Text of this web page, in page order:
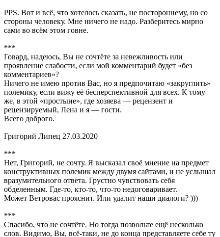
PPS. Вот и всё, что хотелось сказать, не постороннему, но со
стороны человеку. Мне ничего не надо. Разберитесь мирно
сами во всём этом говне.
***
Говард, надеюсь, Вы не сочтёте за невежливость или
проявление слабости, если мой комментарий будет «без
комментариев»?
Ничего не имею против Вас, но я предпочитаю «закруглить»
полемику, если вижу её бесперспективной для всех. К тому
же, в этой «простыне», где хозяева — рецензент и
рецензируемый, Лена и я — гости.
Всего доброго.
Григорий Липец 27.03.2020
***
Нет, Григорий, не сочту. Я высказал своё мнение на предмет
конструктивных полемик между двумя сайтами, и не услышал
вразумительного ответа. Грустно чувствовать себя
обделенным. Где-то, кто-то, что-то недоговаривает.
Может Ветровас прояснит. Или удалит наши диалоги? )))
***
Спасибо, что не сочтёте. Но тогда позвольте ещё несколько
слов. Видимо, Вы, всё-таки, не до конца представляете себе ту